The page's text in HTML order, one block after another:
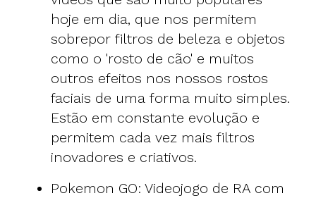
hoje em dia, que nos permitem
sobrepor filtros de beleza e objetos
como o 'rosto de cão' e muitos
outros efeitos nos nossos rostos
faciais de uma forma muito simples.
Estão em constante evolução e
permitem cada vez mais filtros
inovadores e criativos.
Pokemon GO: Videojogo de RA com